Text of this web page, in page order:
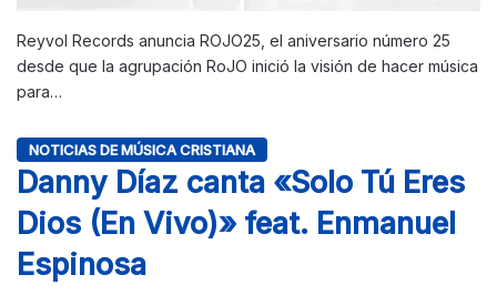
Reyvol Records anuncia ROJO25, el aniversario número 25
desde que la agrupación RoJO inició la visión de hacer música
para…
NOTICIAS DE MÚSICA CRISTIANA
Danny Díaz canta «Solo Tú Eres
Dios (En Vivo)» feat. Enmanuel
Espinosa